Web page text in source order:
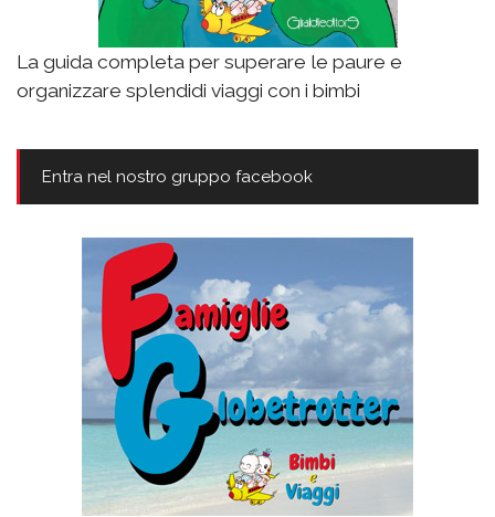
La guida completa per superare le paure e
organizzare splendidi viaggi con i bimbi
Entra nel nostro gruppo facebook